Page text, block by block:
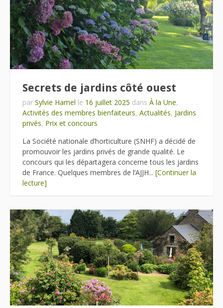
Secrets de jardins côté ouest
par Sylvie Hamel le 16 juillet 2025 dans À la Une,
Activités des membres bienfaiteurs, Actualités, Jardins
privés, Prix et concours
La Société nationale d’horticulture (SNHF) a décidé de
promouvoir les jardins privés de grande qualité. Le
concours qui les départagera concerne tous les jardins
de France. Quelques membres de l’AJJH... [Continuer la
lecture]